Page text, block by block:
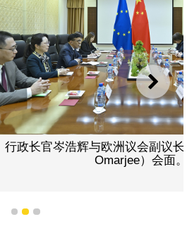
下一
议会副议长奥马吉（Younous
1 2 3